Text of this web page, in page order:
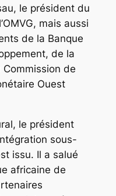
le président du
mais aussi
de la Banque
de la
de
Ouest
le président
sous-
issu. Il a salué
africaine de